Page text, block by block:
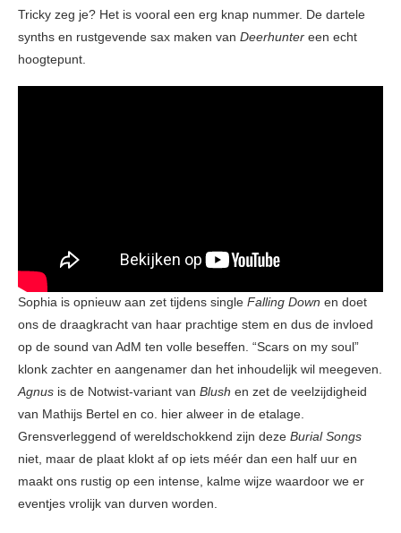
Tricky zeg je? Het is vooral een erg knap nummer. De dartele
synths en rustgevende sax maken van Deerhunter een echt
hoogtepunt.
Sophia is opnieuw aan zet tijdens single Falling Down en doet
ons de draagkracht van haar prachtige stem en dus de invloed
op de sound van AdM ten volle beseffen. “Scars on my soul”
klonk zachter en aangenamer dan het inhoudelijk wil meegeven.
Agnus is de Notwist-variant van Blush en zet de veelzijdigheid
van Mathijs Bertel en co. hier alweer in de etalage.
Grensverleggend of wereldschokkend zijn deze Burial Songs
niet, maar de plaat klokt af op iets méér dan een half uur en
maakt ons rustig op een intense, kalme wijze waardoor we er
eventjes vrolijk van durven worden.